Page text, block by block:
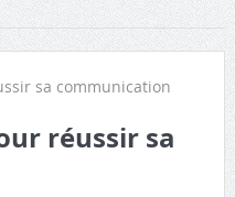
réussir sa